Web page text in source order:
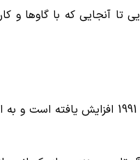
آنجایی که با گاوها و
داده های آمار کانادا نشان می دهد که تعداد زنان اپراتور مزرعه در سال 2021 برای اولین بار از سال 1991 افزایش